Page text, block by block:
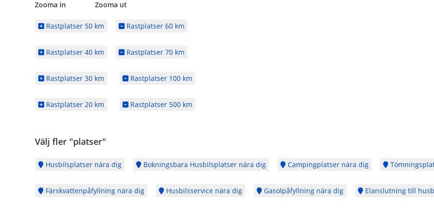
Zooma in Zooma ut
Rastplatser 50 km Rastplatser 60 km
Rastplatser 40 km Rastplatser 70 km
Rastplatser 30 km Rastplatser 100 km
Rastplatser 20 km Rastplatser 500 km
Välj fler "platser"
Husbilsplatser nära dig Bokningsbara Husbilsplatser nära dig Campingplatser nära dig
Färskvattenpåfyllning nära dig Husbilsservice nära dig Gasolpåfyllning nära dig Elanslutning till